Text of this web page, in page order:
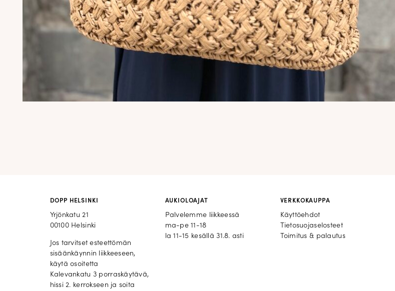
DOPP HELSINKI
Yrjönkatu 21
00100 Helsinki
Jos tarvitset esteettömän
sisäänkäynnin liikkeeseen,
käytä osoitetta
Kalevankatu 3 porraskäytävä,
hissi 2. kerrokseen ja soita
AUKIOLOAJAT
Palvelemme liikkeessä
ma-pe 11-18
la 11-15 kesällä 31.8. asti
VERKKOKAUPPA
Käyttöehdot
Tietosuojaselosteet
Toimitus & palautus